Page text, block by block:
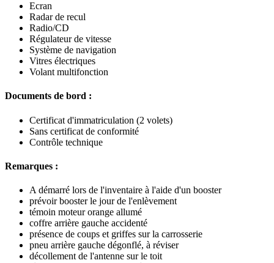
Ecran
Radar de recul
Radio/CD
Régulateur de vitesse
Système de navigation
Vitres électriques
Volant multifonction
Documents de bord :
Certificat d'immatriculation (2 volets)
Sans certificat de conformité
Contrôle technique
Remarques :
A démarré lors de l'inventaire à l'aide d'un booster
prévoir booster le jour de l'enlèvement
témoin moteur orange allumé
coffre arrière gauche accidenté
présence de coups et griffes sur la carrosserie
pneu arrière gauche dégonflé, à réviser
décollement de l'antenne sur le toit